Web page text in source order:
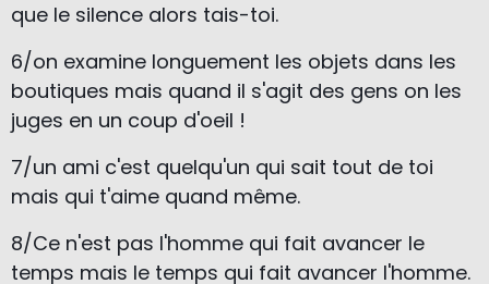
que le silence alors tais-toi.
6/on examine longuement les objets dans les
boutiques mais quand il s'agit des gens on les
juges en un coup d'oeil !
7/un ami c'est quelqu'un qui sait tout de toi
mais qui t'aime quand même.
8/Ce n'est pas l'homme qui fait avancer le
temps mais le temps qui fait avancer l'homme.